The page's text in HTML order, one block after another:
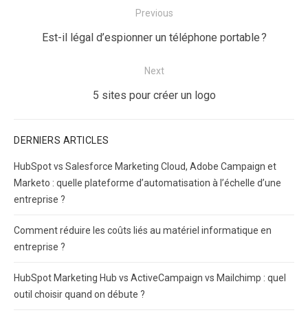
Previous
Previous
Est-il légal d’espionner un téléphone portable ?
Next
Next
5 sites pour créer un logo
DERNIERS ARTICLES
HubSpot vs Salesforce Marketing Cloud, Adobe Campaign et
Marketo : quelle plateforme d’automatisation à l’échelle d’une
entreprise ?
Comment réduire les coûts liés au matériel informatique en
entreprise ?
HubSpot Marketing Hub vs ActiveCampaign vs Mailchimp : quel
outil choisir quand on débute ?